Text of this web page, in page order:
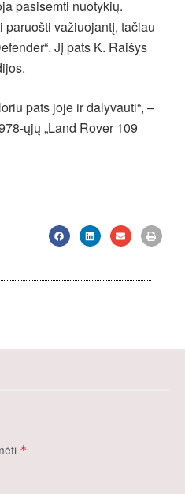
pasisemti nuotykių.
važiuojantį, tačiau
Jį pats K. Raišys
pats joje ir dalyvauti“, –
ųjų „Land Rover 109
*